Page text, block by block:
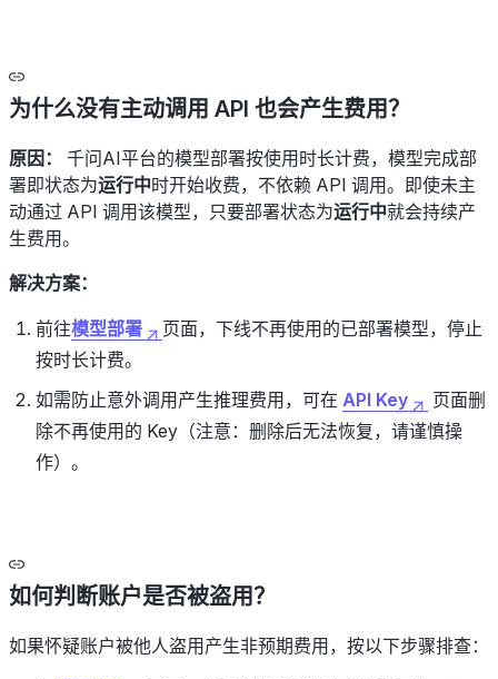
为什么没有主动调用 API 也会产生费用？
原因：
千问AI平台的模型部署按使用时长计费，模型完成部
署即状态为运行中时开始收费，不依赖 API 调用。即使未主
动通过 API 调用该模型，只要部署状态为运行中就会持续产
生费用。
解决方案：
前往模型部署
页面，下线不再使用的已部署模型，停止
按时长计费。
如需防止意外调用产生推理费用，可在 API Key
页面删
除不再使用的 Key（注意：删除后无法恢复，请谨慎操
作）。
如何判断账户是否被盗用？
如果怀疑账户被他人盗用产生非预期费用，按以下步骤排查：